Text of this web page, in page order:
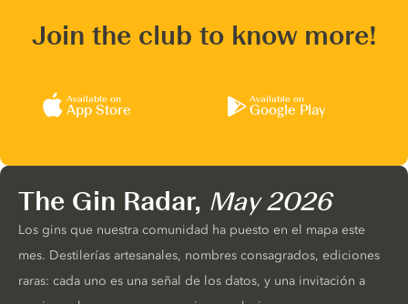
Join the club to know more!
Available on
App Store
Available on
Google Play
The Gin Radar, May 2026
Los gins que nuestra comunidad ha puesto en el mapa este
mes. Destilerías artesanales, nombres consagrados, ediciones
raras: cada uno es una señal de los datos, y una invitación a